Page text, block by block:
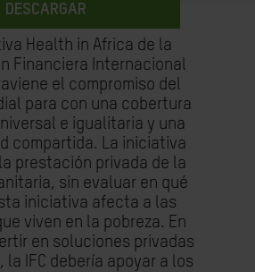
DESCARGAR
Health in Africa de la
Financiera Internacional
el compromiso del
para con una cobertura
e igualitaria y una
compartida. La iniciativa
prestación privada de la
sin evaluar en qué
iniciativa afecta a las
viven en la pobreza. En
en soluciones privadas
la IFC debería apoyar a los